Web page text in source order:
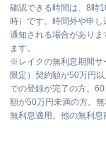
確認できる時間は、8時
時）です。時間外や申
通知される場合があり
ます。
※ レイクの無利息期間
限定）契約額が50万円
での登録が完了の方。
額が50万円未満の方。
無利息適用。他の無利息